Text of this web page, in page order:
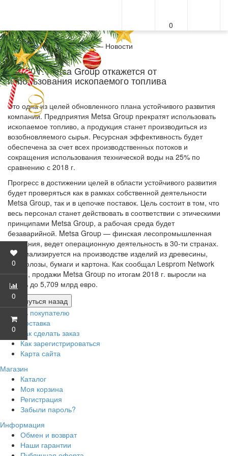
0
Меню
Главная — О компании — Новости
Все новости
К 2030 г. Metsa Group откажется от
использования ископаемого топлива
Это одна из целей обновленного плана устойчивого развития
компании. Предприятия Metsa Group прекратят использовать
ископаемое топливо, а продукция станет производиться из
возобновляемого сырья. Ресурсная эффективность будет
обеспечена за счет всех производственных потоков и
сокращения использования технической воды на 25% по
сравнению с 2018 г.
Прогресс в достижении целей в области устойчивого развития
будет проверяться как в рамках собственной деятельности
Metsa Group, так и в цепочке поставок. Цель состоит в том, что
весь персонал станет действовать в соответствии с этическими
принципами Metsa Group, а рабочая среда будет
безаварийной. Metsa Group — финская лесопромышленная
компания, ведет операционную деятельность в 30-ти странах.
Специализируется на производстве изделий из древесины,
целлюлозы, бумаги и картона. Как сообщал Lesprom Network
ранее, продажи Metsa Group по итогам 2018 г. выросли на
13,3% до 5,709 млрд евро.
0
0
0
Помощь покупателю
Доставка
Как сделать заказ
Как зарегистрироваться
Карта сайта
Магазин
Каталог
Моя корзина
Регистрация
Забыли пароль?
Информация
Обмен и возврат
Наши гарантии